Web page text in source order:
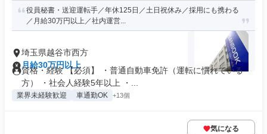
役員秘書・送迎運転手／年休125日／土日祝休み／採用にも携わる
／月給30万円以上／社内運営...
埼玉県越谷市西方
月給30万円以上
資格・経験 【必須】 ・普通自動車免許（運転に慣れている
方） ・社会人経験5年以上 ・...
業界未経験歓迎 車通勤OK +13個
気になる